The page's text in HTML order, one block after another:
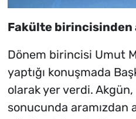
Fakülte birincisinden
Dönem birincisi Umut
yaptığı konuşmada
olarak yer verdi. Akgün,
sonucunda aramızdan